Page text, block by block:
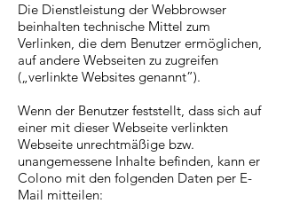
Die Dienstleistung der Webbrowser
beinhalten technische Mittel zum
Verlinken, die dem Benutzer ermöglichen,
auf andere Webseiten zu zugreifen
(„verlinkte Websites genannt”).
Wenn der Benutzer feststellt, dass sich auf
einer mit dieser Webseite verlinkten
Webseite unrechtmäßige bzw.
unangemessene Inhalte befinden, kann er
Colono mit den folgenden Daten per E-
Mail mitteilen: